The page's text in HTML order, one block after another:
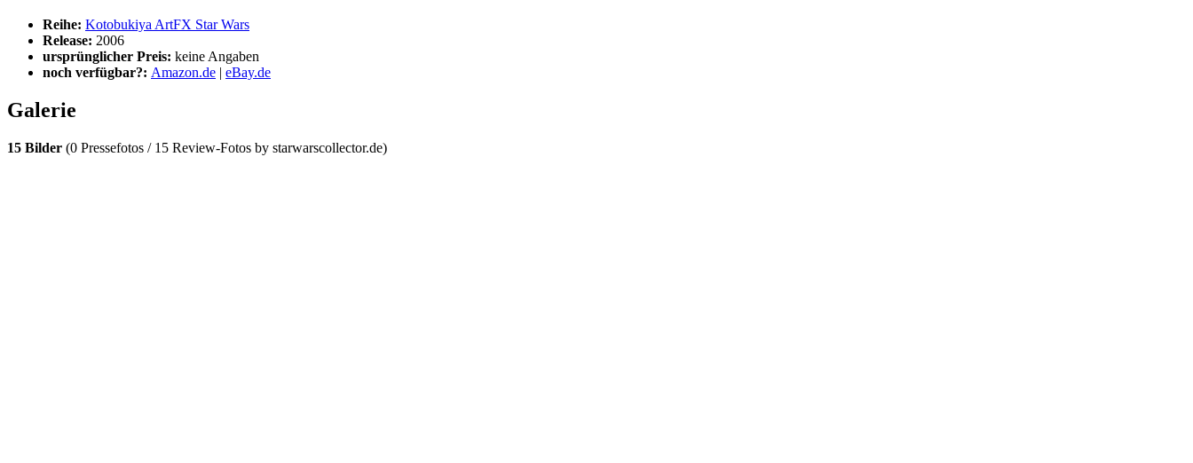
Reihe: Kotobukiya ArtFX Star Wars
Release: 2006
ursprünglicher Preis: keine Angaben
noch verfügbar?: Amazon.de | eBay.de
Galerie
15 Bilder (0 Pressefotos / 15 Review-Fotos by starwarscollector.de)